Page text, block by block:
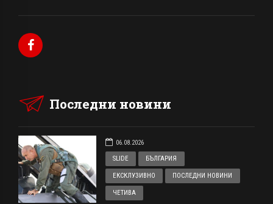
Последни новини
06.08.2026
SLIDE
БЪЛГАРИЯ
ЕКСКЛУЗИВНО ПОСЛЕДНИ НОВИНИ
ЧЕТИВА